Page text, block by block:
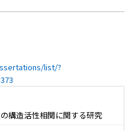
list/?
構造活性相関に関する研究